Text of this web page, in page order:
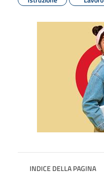
INDICE DELLA PAGINA